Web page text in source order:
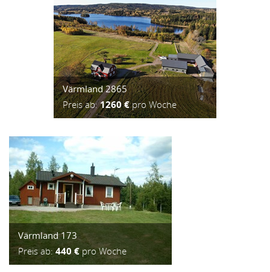
Värmland 2865
Preis ab:1260 €pro Woche
Värmland 173
Preis ab: 440 €pro Woche